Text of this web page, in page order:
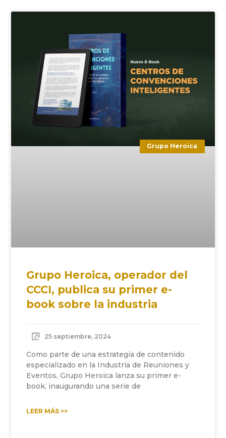
Grupo Heroica
Grupo Heroica, operador del
CCCI, publica su primer e-
book sobre la industria
25 septiembre, 2024
Como parte de una estrategia de contenido
especializado en la Industria de Reuniones y
Eventos, Grupo Heroica lanza su primer e-
book, inaugurando una serie de
LEER MÁS >>